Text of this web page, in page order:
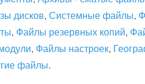
дисков, Системные файлы,
, Файлы резервных копий,
, Файлы настроек,
файлы.